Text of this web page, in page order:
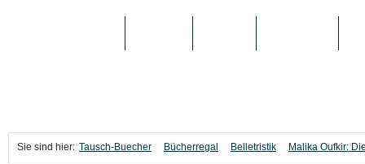
Sie sind hier: Tausch-Buecher Bücherregal Belletristik Malika Oufkir: